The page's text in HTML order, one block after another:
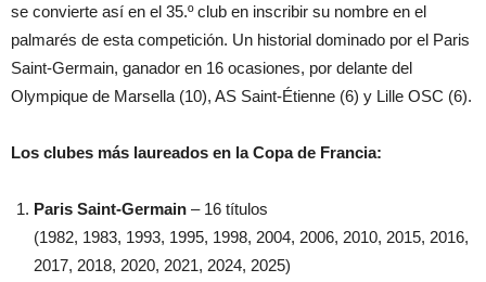
se convierte así en el 35.º club en inscribir su nombre en el
palmarés de esta competición. Un historial dominado por el Paris
Saint-Germain, ganador en 16 ocasiones, por delante del
Olympique de Marsella (10), AS Saint-Étienne (6) y Lille OSC (6).
Los clubes más laureados en la Copa de Francia:
Paris Saint-Germain – 16 títulos
(1982, 1983, 1993, 1995, 1998, 2004, 2006, 2010, 2015, 2016,
2017, 2018, 2020, 2021, 2024, 2025)